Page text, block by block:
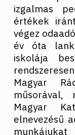
izgalmas
értékek
végez
év óta
iskolája
Magyar
Magyar
elnevezésű